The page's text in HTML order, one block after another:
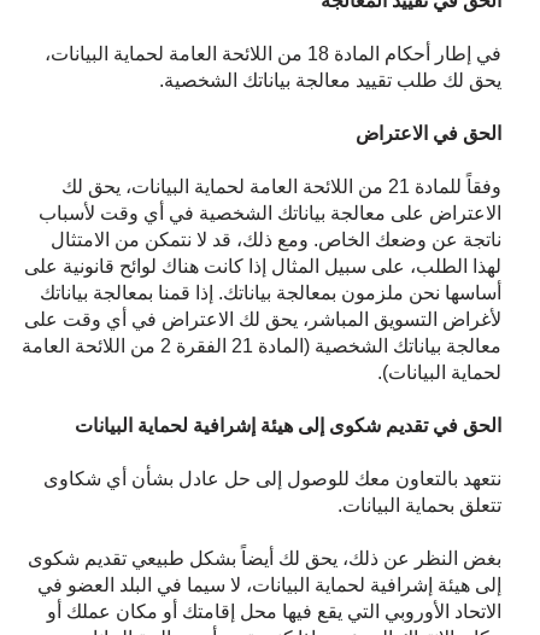
في إطار أحكام المادة 18 من اللائحة العامة لحماية البيانات،
يحق لك طلب تقييد معالجة بياناتك الشخصية.
الحق في الاعتراض
وفقاً للمادة 21 من اللائحة العامة لحماية البيانات، يحق لك
الاعتراض على معالجة بياناتك الشخصية في أي وقت لأسباب
ناتجة عن وضعك الخاص. ومع ذلك، قد لا نتمكن من الامتثال
لهذا الطلب، على سبيل المثال إذا كانت هناك لوائح قانونية على
أساسها نحن ملزمون بمعالجة بياناتك. إذا قمنا بمعالجة بياناتك
لأغراض التسويق المباشر، يحق لك الاعتراض في أي وقت على
معالجة بياناتك الشخصية (المادة 21 الفقرة 2 من اللائحة العامة
لحماية البيانات).
الحق في تقديم شكوى إلى هيئة إشرافية لحماية البيانات
نتعهد بالتعاون معك للوصول إلى حل عادل بشأن أي شكاوى
تتعلق بحماية البيانات.
بغض النظر عن ذلك، يحق لك أيضاً بشكل طبيعي تقديم شكوى
إلى هيئة إشرافية لحماية البيانات، لا سيما في البلد العضو في
الاتحاد الأوروبي التي يقع فيها محل إقامتك أو مكان عملك أو